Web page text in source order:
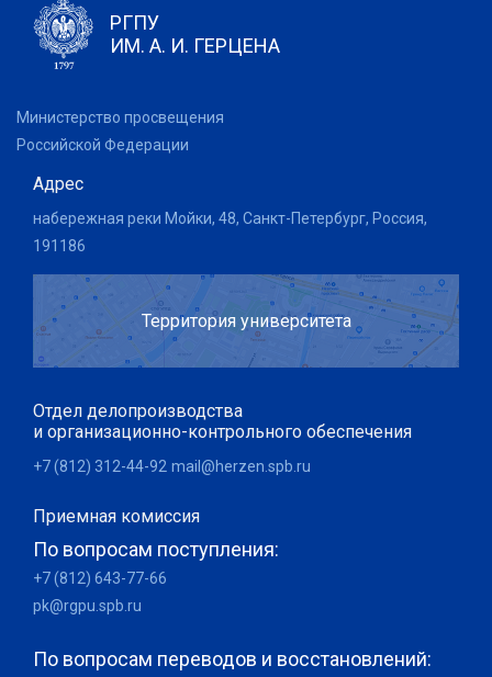
РГПУ
ИМ. А. И. ГЕРЦЕНА
Министерство просвещения
Российской Федерации
Адрес
набережная реки Мойки, 48, Санкт-Петербург, Россия,
191186
Территория университета
Отдел делопроизводства
и организационно-контрольного обеспечения
+7 (812) 312-44-92 mail@herzen.spb.ru
Приемная комиссия
По вопросам поступления:
+7 (812) 643-77-66
pk@rgpu.spb.ru
По вопросам переводов и восстановлений: